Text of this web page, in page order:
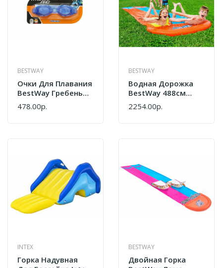
BESTWAY
Очки Для Плавания
BestWay Гребень
Волны От 7лет
21049
478.00р.
BESTWAY
Водная Дорожка
BestWay 488см
52328
2254.00р.
INTEX
Горка Надувная
BESTWAY
Двойная Горка